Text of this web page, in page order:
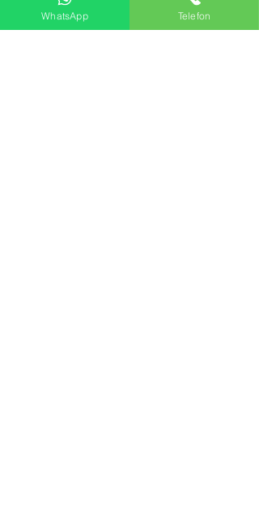
arasında klima bakım servisi lider bir
kuruluştur.TOKklima servisiher
WhatsApp Telefon